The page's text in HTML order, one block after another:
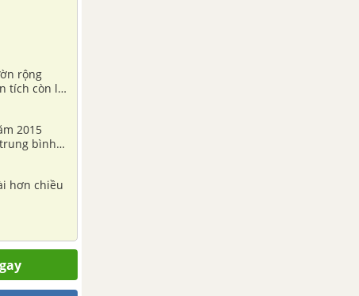
rộng
tích còn lại
2015
bình
hơn chiều